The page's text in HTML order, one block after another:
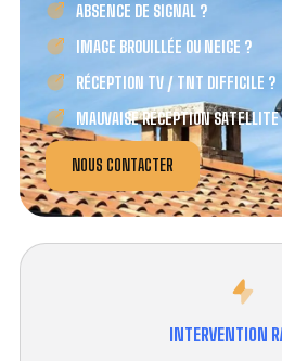
ABSENCE DE SIGNAL ?
IMAGE BROUILLÉE OU NEIGE ?
RÉCEPTION TV / TNT DIFFICILE ?
MAUVAISE RÉCEPTION SATELLITE
NOUS CONTACTER
INTERVENTION